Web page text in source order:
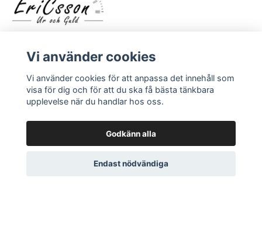
LÄS MER
Kontakt
Om oss
Vi använder cookies
Vi använder cookies för att anpassa det innehåll som
visa för dig och för att du ska få bästa tänkbara
upplevelse när du handlar hos oss.
Godkänn alla
Endast nödvändiga